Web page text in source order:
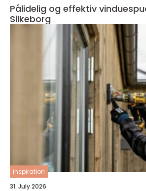
Pålidelig og effektiv
Silkeborg
inspiration
31. July 2026